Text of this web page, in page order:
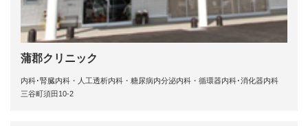
蒲郡クリニック
内科･腎臓内科・人工透析内科・糖尿病内分泌内科・循環器内科･消化器内科
三谷町須田10-2